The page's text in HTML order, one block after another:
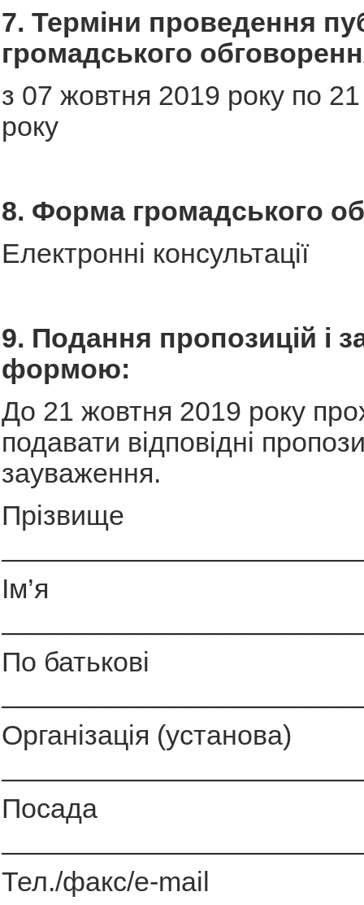
7. Терміни проведення
громадського
з 07 жовтня 2019 року по
року
8. Форма громадського
Електронні консультації
9. Подання пропозицій і
формою:
До 21 жовтня 2019 року
подавати відповідні
зауваження.
Прізвище
Ім’я
По батькові
Організація (установа)
Посада
Тел./факс/e-mail